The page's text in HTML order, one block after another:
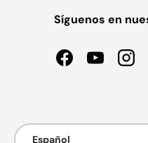
Síguenos en
FacebookYouTube
Idioma
Español